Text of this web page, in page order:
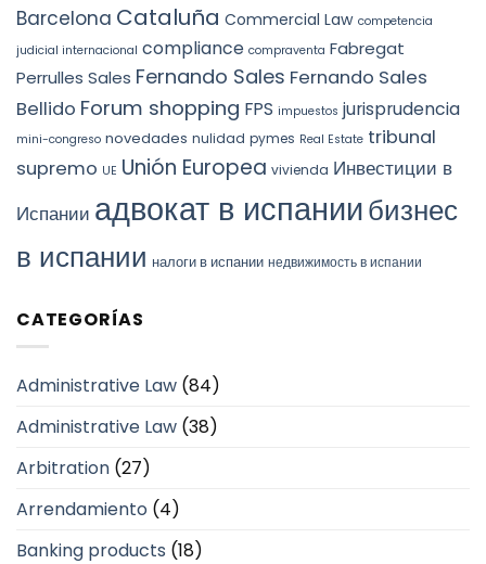
Barcelona Cataluña Commercial Law competencia
judicial internacional compliance compraventa Fabregat
Perrulles Sales Fernando Sales Fernando Sales
Bellido Forum shopping FPS impuestos jurisprudencia
mini-congreso novedades nulidad pymes Real Estate tribunal
supremo UE Unión Europea vivienda Инвестиции в
Испании адвокат в испаниибизнес
в испании налоги в испании недвижимость в испании
CATEGORÍAS
Administrative Law (84)
Administrative Law (38)
Arbitration (27)
Arrendamiento (4)
Banking products (18)